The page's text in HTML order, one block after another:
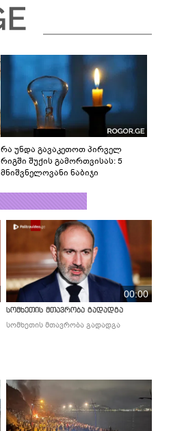
რა უნდა გავაკეთოთ პირველ
რიგში შუქის გამორთვისას: 5
მნიშვნელოვანი ნაბიჯი
00:00
სომხეთის მთავრობა გადადგა
სომხეთის მთავრობა გადადგა